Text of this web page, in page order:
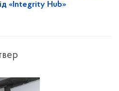
«Integrity Hub»